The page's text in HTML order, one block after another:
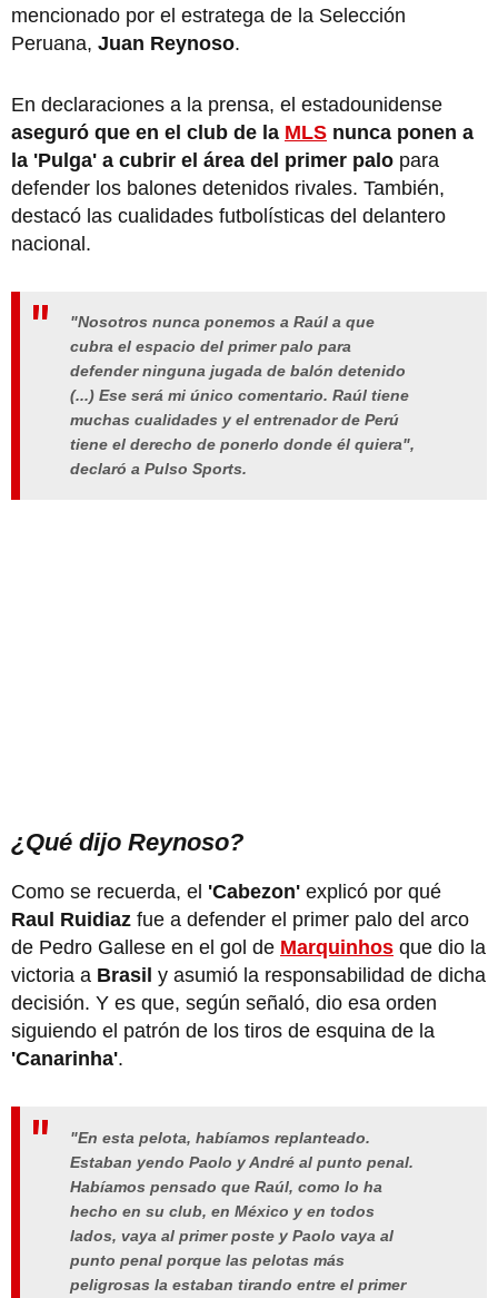
mencionado por el estratega de la Selección
Peruana, Juan Reynoso.
En declaraciones a la prensa, el estadounidense
aseguró que en el club de la MLS nunca ponen a
la 'Pulga' a cubrir el área del primer palo para
defender los balones detenidos rivales. También,
destacó las cualidades futbolísticas del delantero
nacional.
"Nosotros nunca ponemos a Raúl a que
cubra el espacio del primer palo para
defender ninguna jugada de balón detenido
(...) Ese será mi único comentario. Raúl tiene
muchas cualidades y el entrenador de Perú
tiene el derecho de ponerlo donde él quiera",
declaró a Pulso Sports.
¿Qué dijo Reynoso?
Como se recuerda, el 'Cabezon' explicó por qué
Raul Ruidiaz fue a defender el primer palo del arco
de Pedro Gallese en el gol de Marquinhos que dio la
victoria a Brasil y asumió la responsabilidad de dicha
decisión. Y es que, según señaló, dio esa orden
siguiendo el patrón de los tiros de esquina de la
'Canarinha'.
"En esta pelota, habíamos replanteado.
Estaban yendo Paolo y André al punto penal.
Habíamos pensado que Raúl, como lo ha
hecho en su club, en México y en todos
lados, vaya al primer poste y Paolo vaya al
punto penal porque las pelotas más
peligrosas la estaban tirando entre el primer